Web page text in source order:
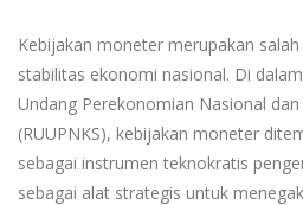
Kebijakan moneter merupakan
stabilitas ekonomi nasional. Di
Undang Perekonomian Nasional
(RUUPNKS), kebijakan moneter
sebagai instrumen teknokratis
sebagai alat strategis untuk